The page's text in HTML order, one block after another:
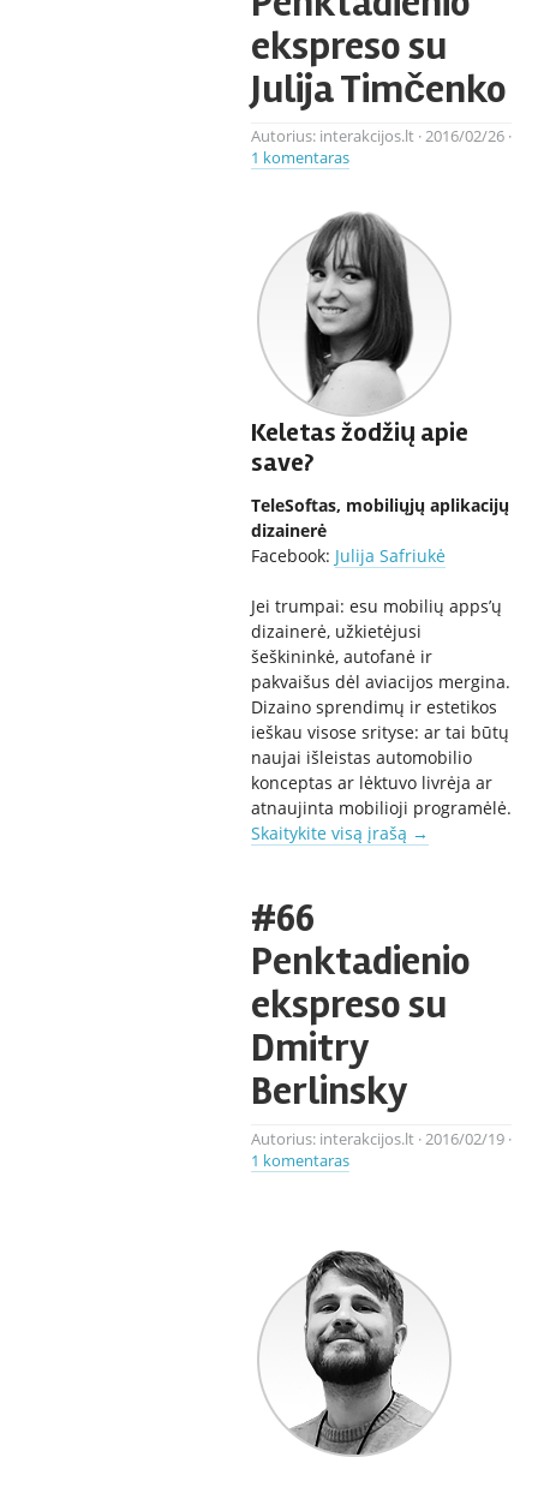
ekspreso su
Julija Timčenko
Autorius: interakcijos.lt·2016/02/26·
1 komentaras
Keletas žodžių apie
save?
TeleSoftas, mobiliųjų aplikacijų
dizainerė
Facebook: Julija Safriukė
Jei trumpai: esu mobilių apps’ų
dizainerė, užkietėjusi
šeškininkė, autofanė ir
pakvaišus dėl aviacijos mergina.
Dizaino sprendimų ir estetikos
ieškau visose srityse: ar tai būtų
naujai išleistas automobilio
konceptas ar lėktuvo livrėja ar
atnaujinta mobilioji programėlė.
Skaitykite visą įrašą →
#66
Penktadienio
ekspreso su
Dmitry
Berlinsky
Autorius: interakcijos.lt·2016/02/19·
1 komentaras